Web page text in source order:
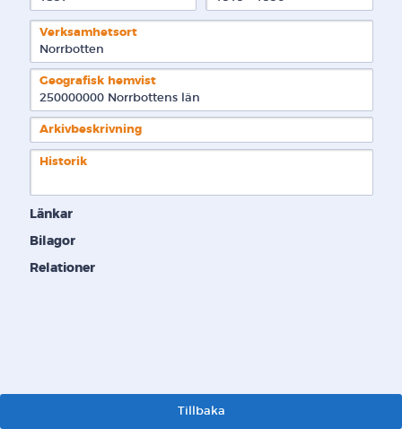
Verksamhetsort
Norrbotten
Geografisk hemvist
Arkivbeskrivning
Historik
Länkar
Bilagor
Relationer
Tillbaka